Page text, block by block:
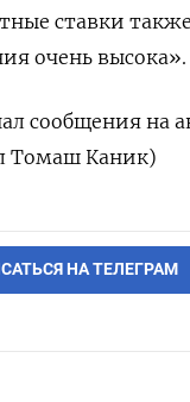
ставки
очень высока».
сообщения на
Томаш Каник)
НА ТЕЛЕГРАМ